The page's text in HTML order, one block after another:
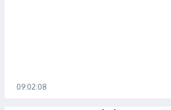
09:02:08